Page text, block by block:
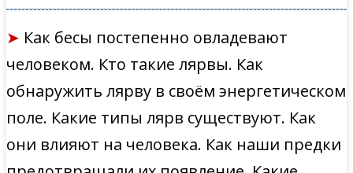
➤ Как бесы постепенно овладевают
человеком. Кто такие лярвы. Как
обнаружить лярву в своём энергетическом
поле. Какие типы лярв существуют. Как
они влияют на человека. Как наши предки